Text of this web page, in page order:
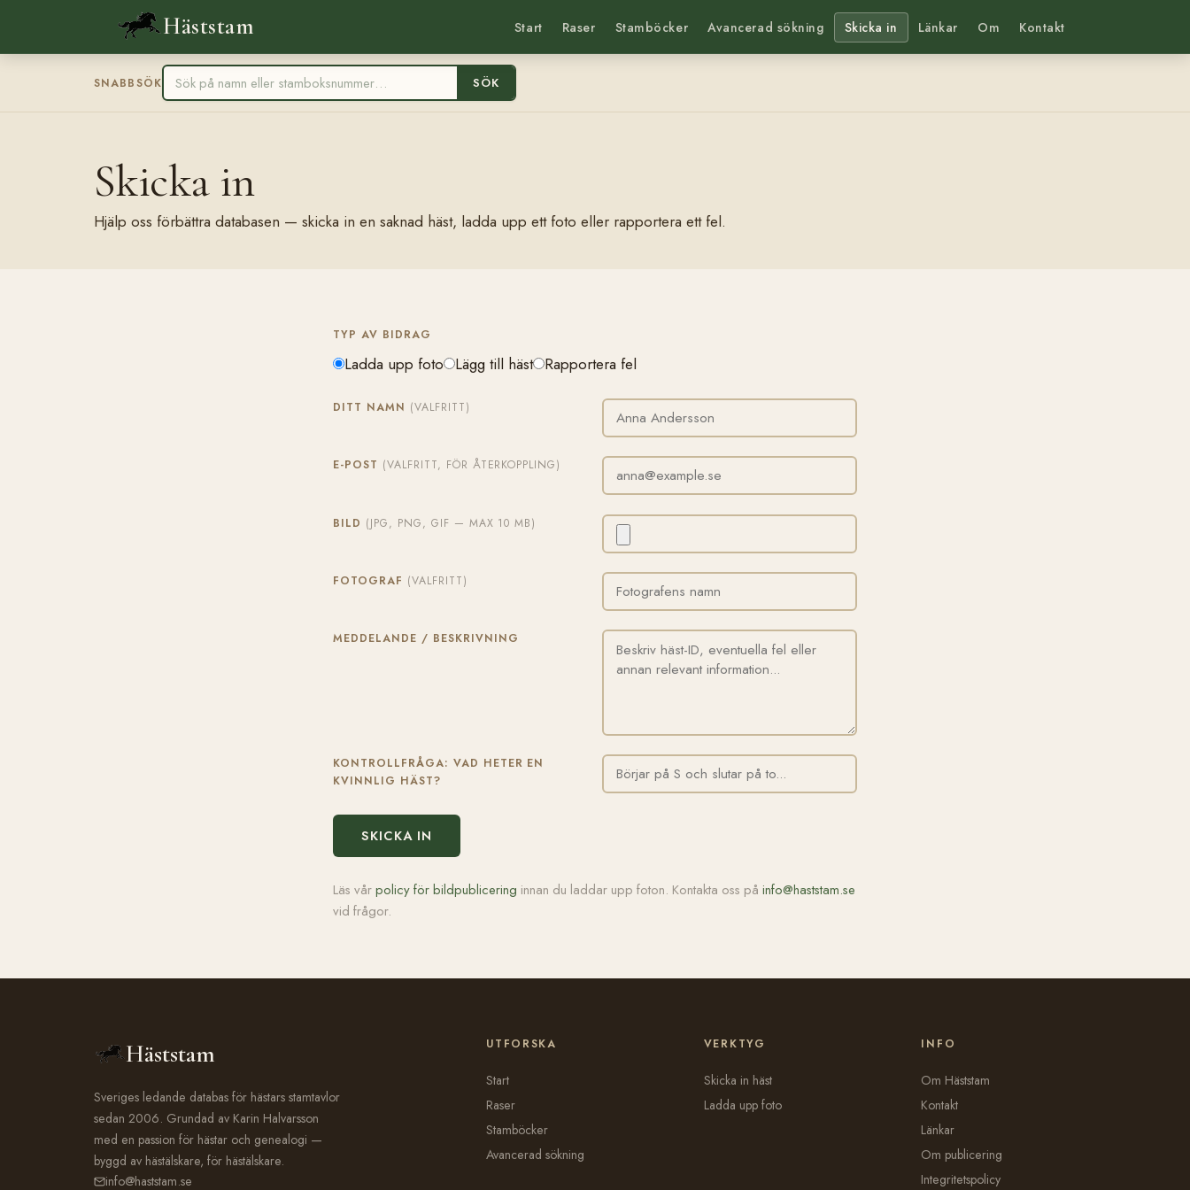
Häststam Start Raser Stamböcker Avancerad sökning Skicka in Länkar Om Kontakt
SNABBSÖK SÖK
Skicka in
Hjälp oss förbättra databasen — skicka in en saknad häst, ladda upp ett foto eller rapportera ett fel.
TYP AV BIDRAG
Ladda upp foto Lägg till häst Rapportera fel
DITT NAMN (VALFRITT)
E-POST (VALFRITT, FÖR ÅTERKOPPLING)
BILD (JPG, PNG, GIF — MAX 10 MB)
FOTOGRAF (VALFRITT)
MEDDELANDE / BESKRIVNING
KONTROLLFRÅGA: VAD HETER EN
KVINNLIG HÄST?
SKICKA IN
Läs vårpolicy för bildpublicering innan du laddar upp foton. Kontakta oss på info@haststam.se
vid frågor.
Häststam
Sveriges ledande databas för hästars stamtavlor
sedan 2006. Grundad av Karin Halvarsson
med en passion för hästar och genealogi —
byggd av hästälskare, för hästälskare.
info@haststam.se
UTFORSKA
Start
Raser
Stamböcker
Avancerad sökning
VERKTYG
Skicka in häst
Ladda upp foto
INFO
Om Häststam
Kontakt
Länkar
Om publicering
Integritetspolicy